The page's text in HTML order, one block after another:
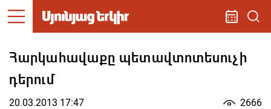
Հարկահավաքը պետավտոտեսուչի
դերում
20.03.2013 17:47 2666